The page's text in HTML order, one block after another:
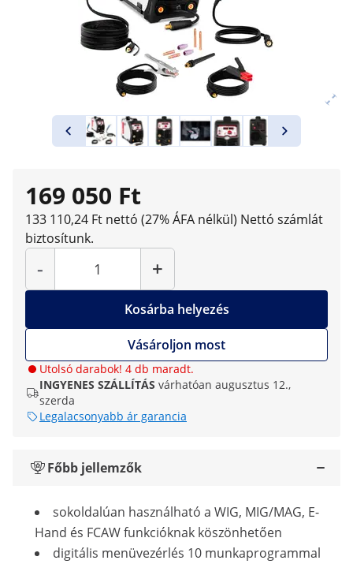
169 050 Ft
133 110,24 Ft nettó (27% ÁFA nélkül) Nettó számlát
biztosítunk.
-
Mennyiség
+
Kosárba helyezés
Vásároljon most
Utolsó darabok! 4 db maradt.
INGYENES SZÁLLÍTÁS várhatóan augusztus 12.,
szerda
Legalacsonyabb ár garancia
Főbb jellemzők
sokoldalúan használható a WIG, MIG/MAG, E-
Hand és FCAW funkcióknak köszönhetően
digitális menüvezérlés 10 munkaprogrammal